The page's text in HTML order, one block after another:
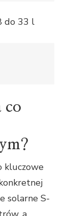
do 33 l
co
kluczowe
solarne S-